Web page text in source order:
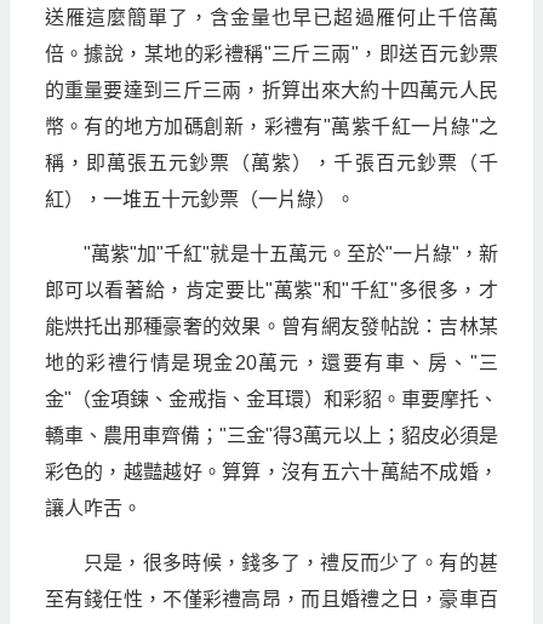
送雁這麼簡單了，含金量也早已超過雁何止千倍萬
倍。據說，某地的彩禮稱"三斤三兩"，即送百元鈔票
的重量要達到三斤三兩，折算出來大約十四萬元人民
幣。有的地方加碼創新，彩禮有"萬紫千紅一片綠"之
稱，即萬張五元鈔票（萬紫），千張百元鈔票（千
紅），一堆五十元鈔票（一片綠）。
"萬紫"加"千紅"就是十五萬元。至於"一片綠"，新
郎可以看著給，肯定要比"萬紫"和"千紅"多很多，才
能烘托出那種豪奢的效果。曾有網友發帖說：吉林某
地的彩禮行情是現金20萬元，還要有車、房、"三
金"（金項鍊、金戒指、金耳環）和彩貂。車要摩托、
轎車、農用車齊備；"三金"得3萬元以上；貂皮必須是
彩色的，越豔越好。算算，沒有五六十萬結不成婚，
讓人咋舌。
只是，很多時候，錢多了，禮反而少了。有的甚
至有錢任性，不僅彩禮高昂，而且婚禮之日，豪車百